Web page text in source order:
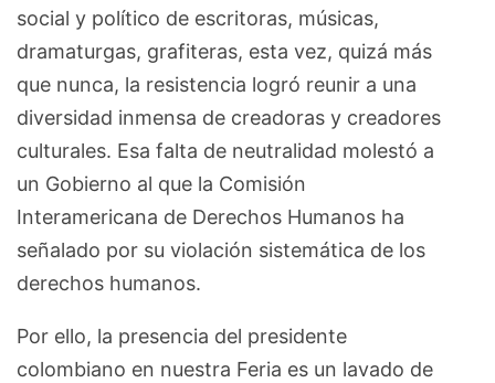
social y político de escritoras, músicas,
dramaturgas, grafiteras, esta vez, quizá más
que nunca, la resistencia logró reunir a una
diversidad inmensa de creadoras y creadores
culturales. Esa falta de neutralidad molestó a
un Gobierno al que la Comisión
Interamericana de Derechos Humanos ha
señalado por su violación sistemática de los
derechos humanos.
Por ello, la presencia del presidente
colombiano en nuestra Feria es un lavado de